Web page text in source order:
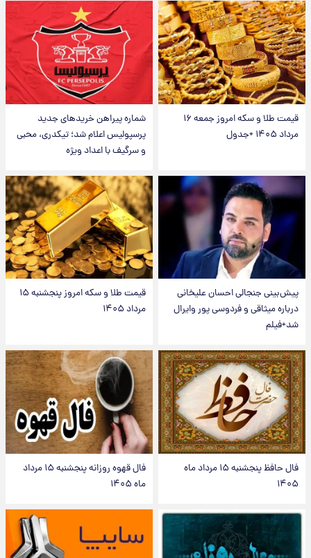
قیمت طلا و سکه امروز جمعه ۱۶
مرداد ۱۴۰۵ +جدول
شماره پیراهن خریدهای جدید
پرسپولیس اعلام شد؛ تیکدری، محبی
و سرگیف با اعداد ویژه
پیش‌بینی جنجالی احسان علیخانی
درباره میثاقی و فردوسی پور وایرال
شد+فیلم
قیمت طلا و سکه امروز پنجشنبه ۱۵
مرداد ۱۴۰۵
فال حافظ پنجشنبه ۱۵ مرداد ماه
۱۴۰۵
فال قهوه روزانه پنجشنبه ۱۵ مرداد
ماه ۱۴۰۵